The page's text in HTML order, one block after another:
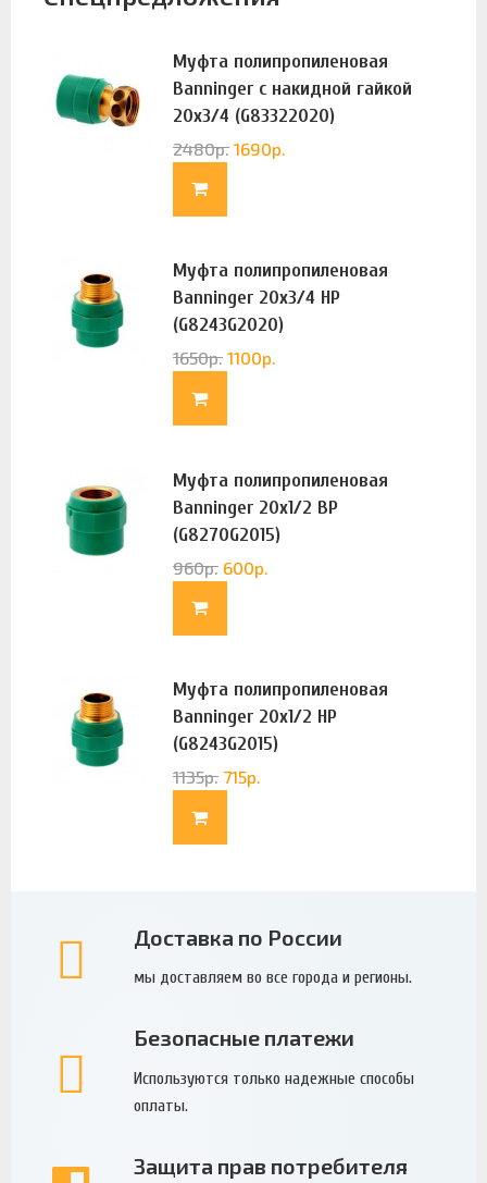
Муфта полипропиленовая
Banninger с накидной гайкой
20х3/4 (G83322020)
2480р. 1690р.
Муфта полипропиленовая
Banninger 20х3/4 НР
(G8243G2020)
1650р. 1100р.
Муфта полипропиленовая
Banninger 20х1/2 ВР
(G8270G2015)
960р. 600р.
Муфта полипропиленовая
Banninger 20х1/2 НР
(G8243G2015)
1135р. 715р.
Доставка по России
мы доставляем во все города и регионы.
Безопасные платежи
Используются только надежные способы
оплаты.
Защита прав потребителя